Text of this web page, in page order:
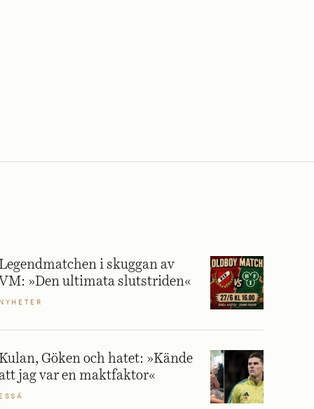
i skuggan av
»Den ultimata slutstriden«
Göken och hatet: »Kände
jag var en maktfaktor«